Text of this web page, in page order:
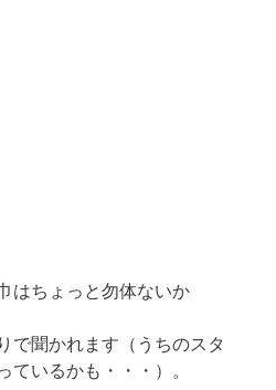
はちょっと勿体ないか
で聞かれます（うちのスタ
ているかも・・・）。